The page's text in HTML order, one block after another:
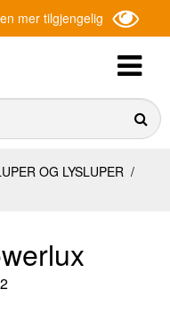
mer tilgjengelig
OG LYSLUPER /